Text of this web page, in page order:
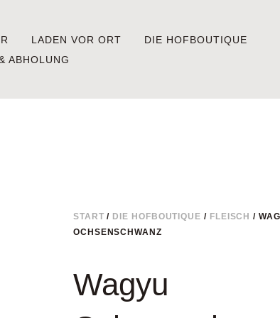
LADEN VOR ORT
DIE HOFBOUTIQUE
ABHOLUNG
START / DIE HOFBOUTIQUE / FLEISCH /
OCHSENSCHWANZ
Wagyu